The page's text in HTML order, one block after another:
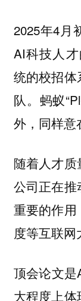
2025年4月
AI科技人
统的校招体
队。蚂蚁
外，同样意
随着人才
公司正在推
重要的作用
度等互联网
顶会论文
大程度上